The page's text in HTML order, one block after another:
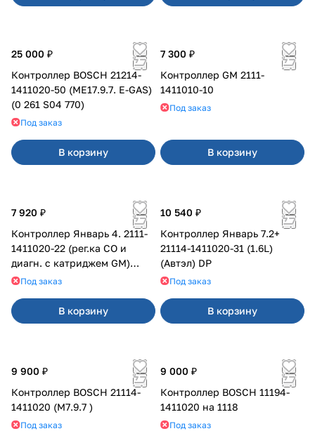
25 000 ₽
Контроллер BOSCH 21214-
1411020-50 (ME17.9.7. E-GAS)
(0 261 S04 770)
Под заказ
В корзину
7 300 ₽
Контроллер GM 2111-
1411010-10
Под заказ
В корзину
7 920 ₽
Контроллер Январь 4. 2111-
1411020-22 (рег.ка СО и
диагн. с катриджем GM)
К104
Под заказ
В корзину
10 540 ₽
Контроллер Январь 7.2+
21114-1411020-31 (1.6L)
(Автэл) DP
Под заказ
В корзину
9 900 ₽
Контроллер BOSCH 21114-
1411020 (М7.9.7 )
Под заказ
9 000 ₽
Контроллер BOSCH 11194-
1411020 на 1118
Под заказ